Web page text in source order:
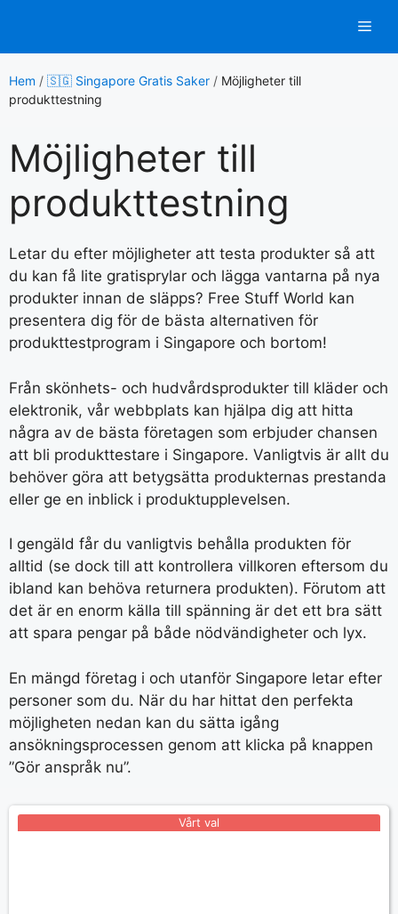
innehåll
Hem / 🇸🇬 Singapore Gratis Saker / Möjligheter till
produkttestning
Möjligheter till
produkttestning
Letar du efter möjligheter att testa produkter så att
du kan få lite gratisprylar och lägga vantarna på nya
produkter innan de släpps? Free Stuff World kan
presentera dig för de bästa alternativen för
produkttestprogram i Singapore och bortom!
Från skönhets- och hudvårdsprodukter till kläder och
elektronik, vår webbplats kan hjälpa dig att hitta
några av de bästa företagen som erbjuder chansen
att bli produkttestare i Singapore. Vanligtvis är allt du
behöver göra att betygsätta produkternas prestanda
eller ge en inblick i produktupplevelsen.
I gengäld får du vanligtvis behålla produkten för
alltid (se dock till att kontrollera villkoren eftersom du
ibland kan behöva returnera produkten). Förutom att
det är en enorm källa till spänning är det ett bra sätt
att spara pengar på både nödvändigheter och lyx.
En mängd företag i och utanför Singapore letar efter
personer som du. När du har hittat den perfekta
möjligheten nedan kan du sätta igång
ansökningsprocessen genom att klicka på knappen
”Gör anspråk nu”.
Vårt val